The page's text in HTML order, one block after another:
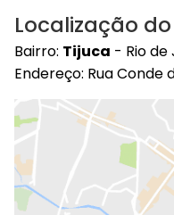
Localização
Bairro: Tijuca - Rio de
Endereço: Rua Conde